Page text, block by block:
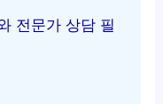
전문가 상담 필